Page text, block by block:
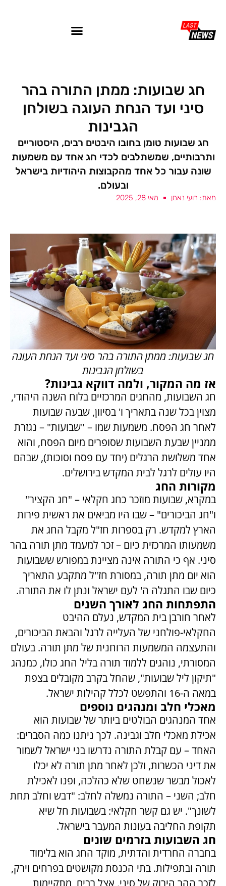
חג שבועות: ממתן התורה בהר
סיני ועד הנחת העוגה בשולחן
הגבינות
חג שבועות טומן בחובו היבטים רבים, היסטוריים
ותרבותיים, שמשתלבים לכדי חג אחד עם משמעות
שונה עבור כל אחד מהקבוצות היהודיות בישראל
ובעולם.
מאת: רועי נאמן מאי 28, 2025
חג שבועות: ממתן התורה בהר סיני ועד הנחת העוגה
בשולחן הגבינות
אז מה המקור, ולמה דווקא גבינות?
חג השבועות, מהחגים המרכזיים בלוח השנה היהודי,
מצוין בכל שנה בתאריך ו' בסיוון, שבעה שבועות
לאחר חג הפסח. משמעות שמו – "שבועות" – נגזרת
ממניין שבעת השבועות שסופרים מיום הפסח, והוא
אחד משלושת הרגלים (יחד עם פסח וסוכות), שבהם
היו עולים לרגל לבית המקדש בירושלים.
מקורות החג
במקרא, שבועות מוזכר כחג חקלאי – "חג הקציר"
ו"חג הביכורים" – שבו היו מביאים את ראשית פירות
הארץ למקדש. רק בספרות חז"ל מקבל החג את
משמעותו המרכזית כיום – זכר למעמד מתן תורה בהר
סיני. אף כי התורה אינה מציינת במפורש ששבועות
הוא יום מתן תורה, במסורת חז"ל מתקבע התאריך
כיום שבו התגלה ה' לעם ישראל ונתן לו את התורה.
התפתחות החג לאורך השנים
לאחר חורבן בית המקדש, נעלם ההיבט
החקלאי-פולחני של העלייה לרגל והבאת הביכורים,
והתעצמה המשמעות הרוחנית של מתן תורה. בעולם
המסורתי, נוהגים ללמוד תורה בליל החג כולו, כמנהג
"תיקון ליל שבועות", שהחל בקרב מקובלים בצפת
במאה ה-16 והתפשט לכלל קהילות ישראל.
מאכלי חלב ומנהגים נוספים
אחד המנהגים הבולטים ביותר של שבועות הוא
אכילת מאכלי חלב וגבינה. לכך ניתנו כמה הסברים:
האחד – עם קבלת התורה נדרשו בני ישראל לשמור
את דיני הכשרות, ולכן לאחר מתן תורה לא יכלו
לאכול מבשר שנשחט שלא כהלכה, ופנו לאכילת
חלב; השני – התורה נמשלה לחלב: "דבש וחלב תחת
לשונך". יש גם קשר חקלאי: בשבועות חל שיא
תקופת החליבה בעונות המעבר בישראל.
חג השבועות בזרמים שונים
בחברה החרדית והדתית, מוקד החג הוא בלימוד
תורה ובתפילות. בתי הכנסת מקושטים בפרחים וירק,